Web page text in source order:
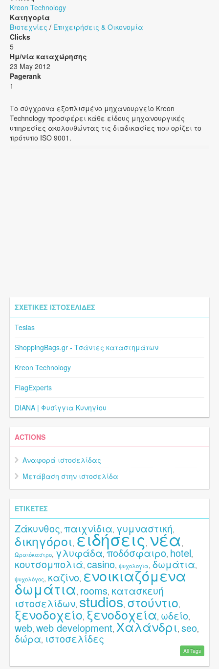
Kreon Technology
Κατηγορία
Βιοτεχνίες / Επιχειρήσεις & Οικονομία
Clicks
5
Ημ/νία καταχώρησης
23 May 2012
Pagerank
1
Το σύγχρονα εξοπλισμένο μηχανουργείο Kreon
Technology προσφέρει κάθε είδους μηχανουργικές
υπηρεσίες ακολουθώντας τις διαδικασίες που ορίζει το
πρότυπο ISO 9001.
ΣΧΕΤΙΚΈΣ ΙΣΤΟΣΕΛΊΔΕΣ
Tesias
ShoppingBags.gr - Τσάντες καταστημάτων
Kreon Technology
FlagExperts
DIANA | Φυσίγγια Κυνηγίου
ACTIONS
Αναφορά ιστοσελίδας
Μετάβαση στην ιστοσελίδα
ΕΤΙΚΈΤΕΣ
Ζάκυνθος, παιχνίδια, γυμναστική,
δικηγόροι, ειδήσεις, νέα,
Ωραιόκαστρο, γλυφάδα, ποδόσφαιρο, hotel,
κουτσομπολιά, casino, ψυχολογία, δωμάτια,
ψυχολόγος, καζίνο, ενοικιαζόμενα
δωμάτια, rooms, κατασκευή
ιστοσελίδων, studios, στούντιο,
ξενοδοχείο, ξενοδοχεία, ωδείο,
web, web development, Χαλάνδρι, seo,
δώρα, ιστοσελίδες
All Tags